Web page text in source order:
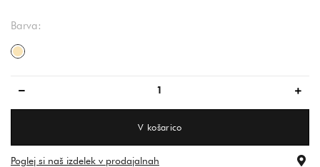
Barva:
bež
V košarico
Poglej si naš izdelek v prodajalnah